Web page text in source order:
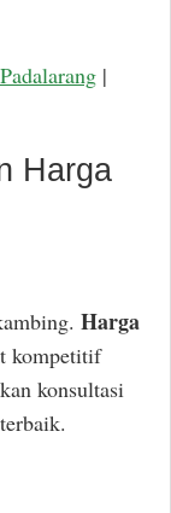
|
Harga
Harga
kompetitif
konsultasi